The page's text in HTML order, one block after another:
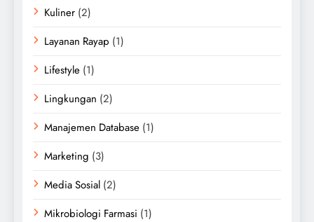
Kuliner (2)
Layanan Rayap (1)
Lifestyle (1)
Lingkungan (2)
Manajemen Database (1)
Marketing (3)
Media Sosial (2)
Mikrobiologi Farmasi (1)